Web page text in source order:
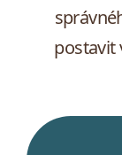
postavit